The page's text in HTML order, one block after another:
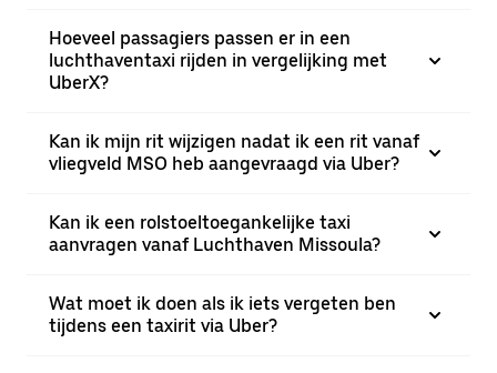
Hoeveel passagiers passen er in een
luchthaventaxi rijden in vergelijking met
UberX?
Kan ik mijn rit wijzigen nadat ik een rit vanaf
vliegveld MSO heb aangevraagd via Uber?
Kan ik een rolstoeltoegankelijke taxi
aanvragen vanaf Luchthaven Missoula?
Wat moet ik doen als ik iets vergeten ben
tijdens een taxirit via Uber?